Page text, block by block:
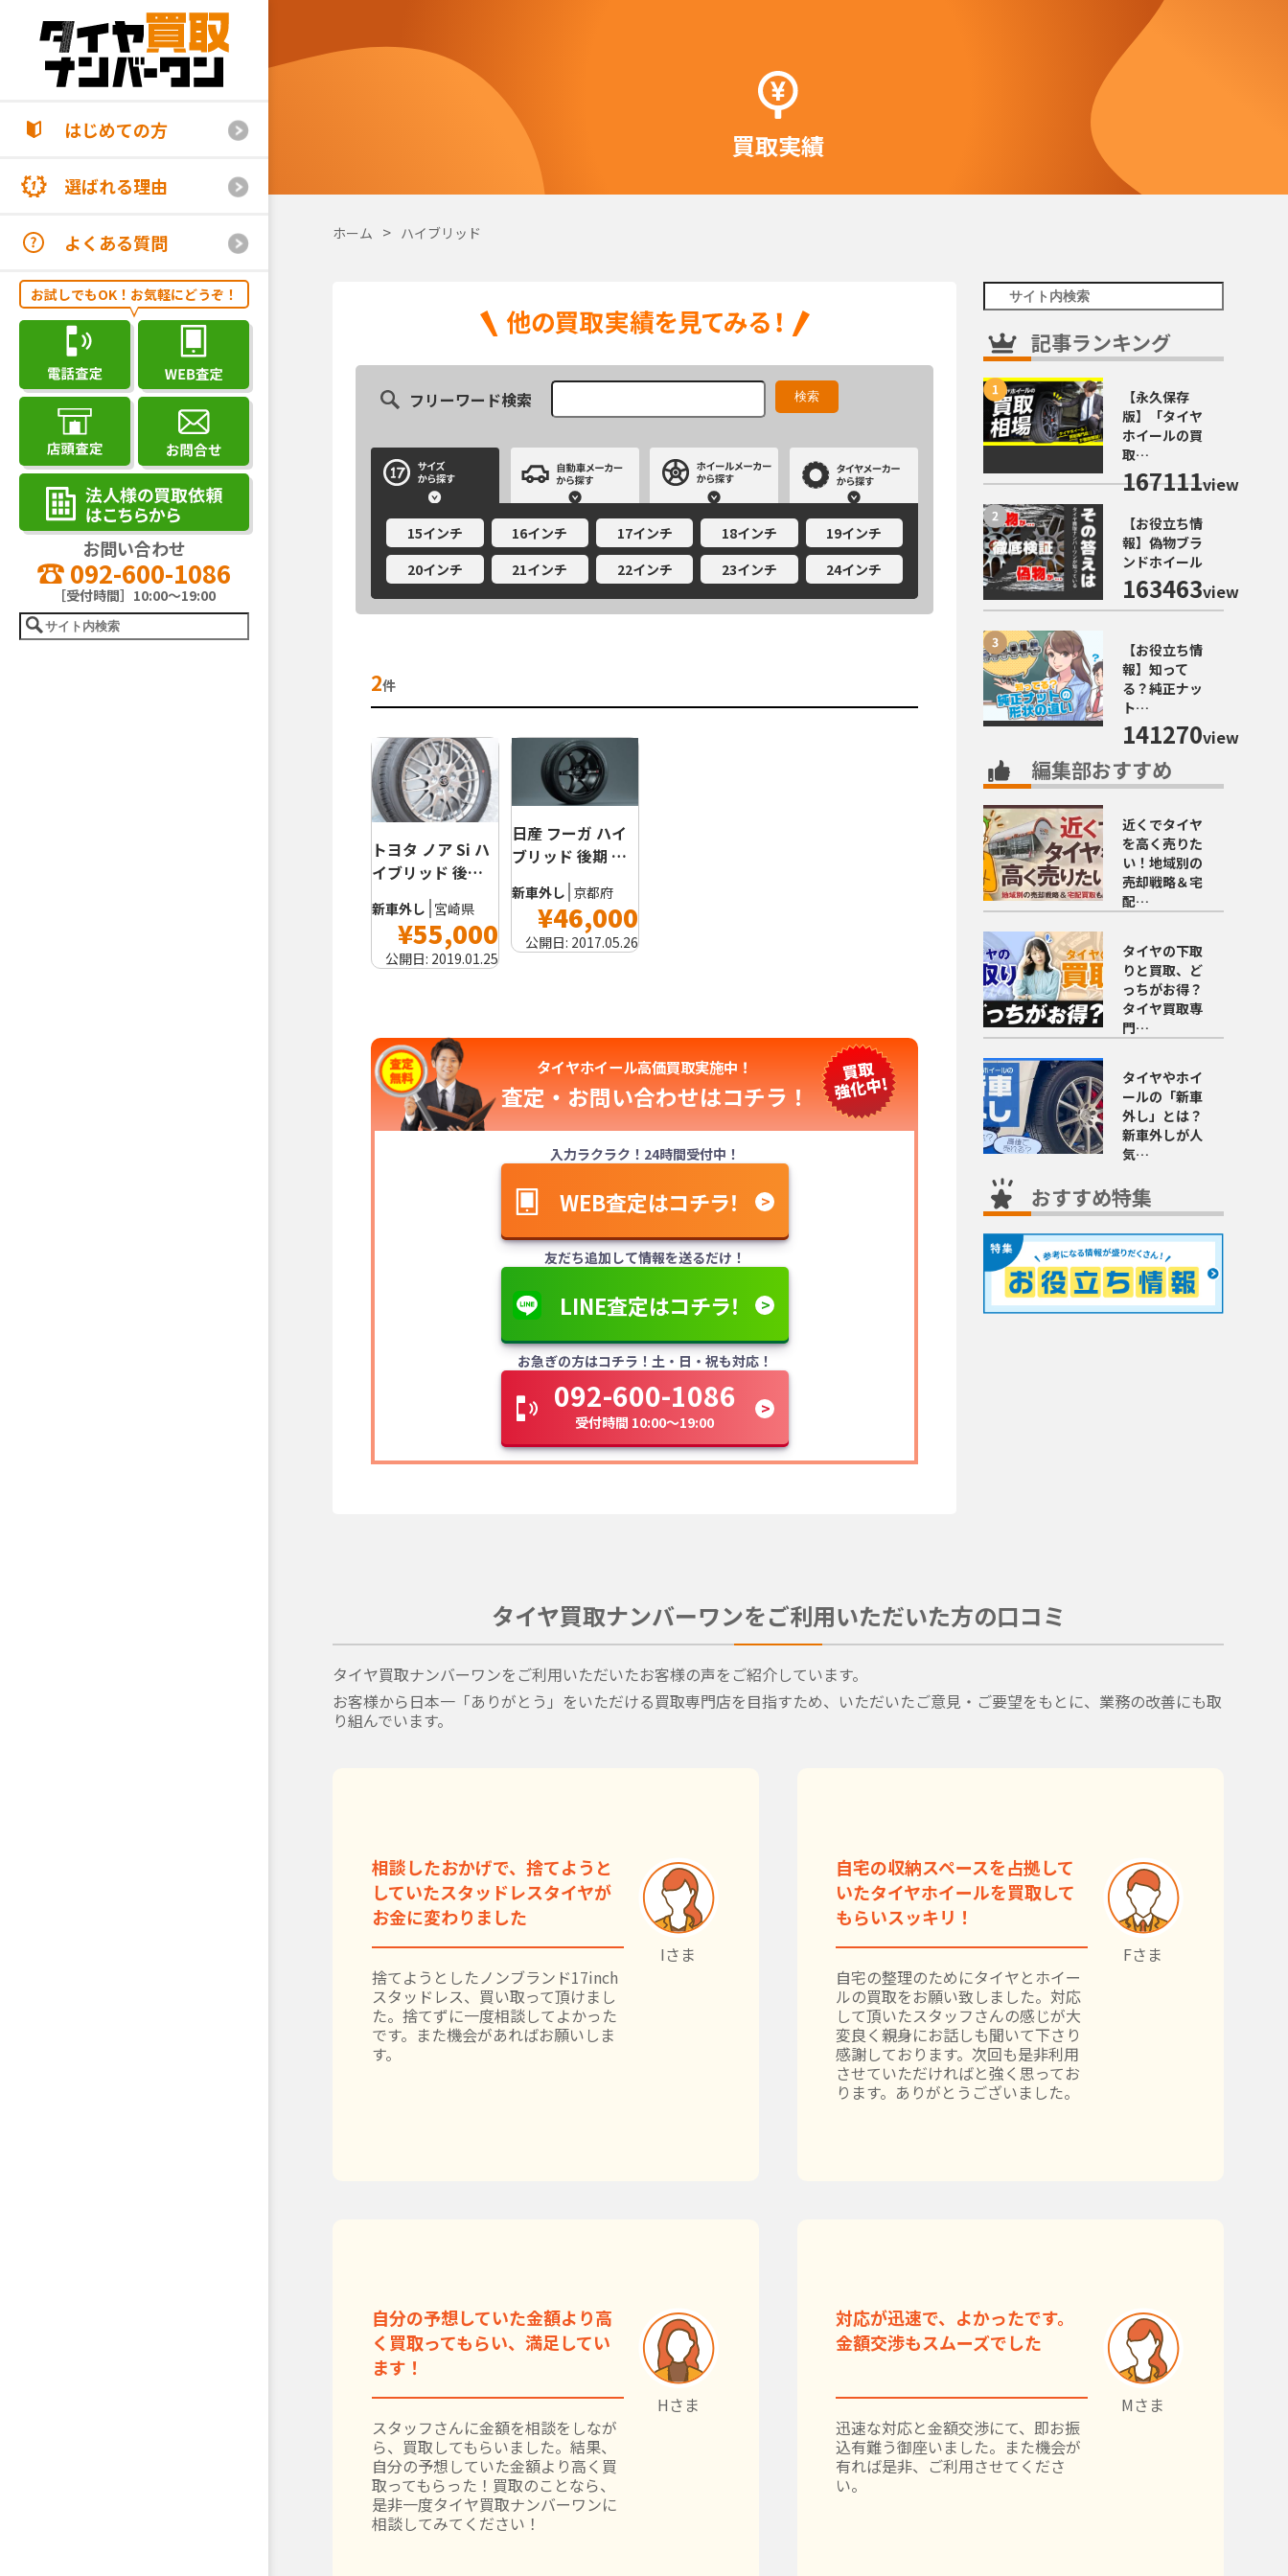
はじめての方
選ばれる理由
よくある質問
お試しでもOK！お気軽にどうぞ！
お問い合わせ
092-600-1086
［受付時間］10:00～19:00
買取実績
ホーム ハイブリッド
フリーワード検索
サイズから探す 自動車メーカーから探す ホイールメーカーから探す
15インチ 16インチ 17インチ 18インチ
19インチ
20インチ
21インチ 22インチ 23インチ 24インチ
2件
トヨタ ノア Si ハ
イブリッド 後…
新車外し 宮崎県
¥55,000
公開日: 2019.01.25
日産 フーガ ハイ
ブリッド 後期 …
新車外し 京都府
¥46,000
公開日: 2017.05.26
タイヤホイール高価買取実施中！
査定・お問い合わせはコチラ！
入力ラクラク！24時間受付中！
WEB査定はコチラ！
友だち追加して情報を送るだけ！
LINE査定はコチラ！
お急ぎの方はコチラ！土・日・祝も対応！
092-600-1086
受付時間 10:00～19:00
記事ランキング
【永久保存
版】「タイヤ
ホイールの買
取…
167111view
【お役立ち情
報】偽物ブラ
ンドホイール
163463view
【お役立ち情
報】知って
る？純正ナッ
ト…
141270view
編集部おすすめ
近くでタイヤ
を高く売りた
い！地域別の
売却戦略＆宅
配…
タイヤの下取
りと買取、ど
っちがお得？
タイヤ買取専
門…
タイヤやホイ
ールの「新車
外し」とは？
新車外しが人
気…
おすすめ特集
タイヤ買取ナンバーワンをご利用いただいた方の口コミ
タイヤ買取ナンバーワンをご利用いただいたお客様の声をご紹介しています。
お客様から日本一「ありがとう」をいただける買取専門店を目指すため、いただいたご意見・ご要望をもとに、業務の改善にも取
り組んでいます。
相談したおかげで、捨てようと
していたスタッドレスタイヤが
お金に変わりました
捨てようとしたノンブランド17inch
スタッドレス、買い取って頂けまし
た。捨てずに一度相談してよかった
です。また機会があればお願いしま
す。
Iさま
自宅の収納スペースを占拠して
いたタイヤホイールを買取して
もらいスッキリ！
自宅の整理のためにタイヤとホイー
ルの買取をお願い致しました。対応
して頂いたスタッフさんの感じが大
変良く親身にお話しも聞いて下さり
感謝しております。次回も是非利用
させていただければと強く思ってお
ります。ありがとうございました。
Fさま
自分の予想していた金額より高
く買取ってもらい、満足してい
ます！
スタッフさんに金額を相談をしなが
ら、買取してもらいました。結果、
自分の予想していた金額より高く買
取ってもらった！買取のことなら、
是非一度タイヤ買取ナンバーワンに
相談してみてください！
Hさま
対応が迅速で、よかったです。
金額交渉もスムーズでした
迅速な対応と金額交渉にて、即お振
込有難う御座いました。また機会が
有れば是非、ご利用させてくださ
い。
Mさま